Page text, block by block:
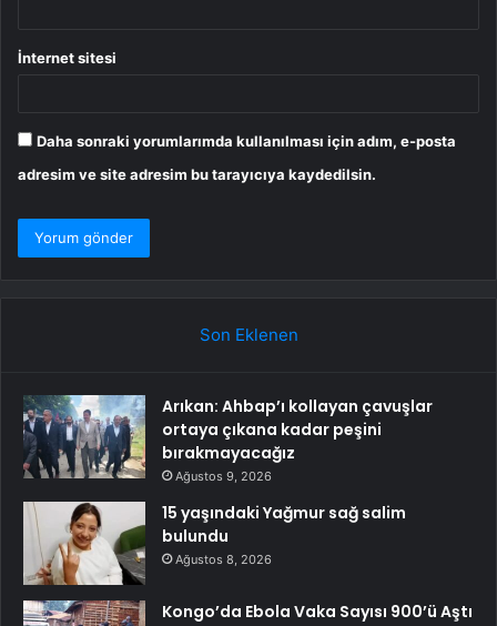
İnternet sitesi
Daha sonraki yorumlarımda kullanılması için adım, e-posta
adresim ve site adresim bu tarayıcıya kaydedilsin.
Son Eklenen
Arıkan: Ahbap’ı kollayan çavuşlar
ortaya çıkana kadar peşini
bırakmayacağız
Ağustos 9, 2026
15 yaşındaki Yağmur sağ salim
bulundu
Ağustos 8, 2026
Kongo’da Ebola Vaka Sayısı 900’ü Aştı